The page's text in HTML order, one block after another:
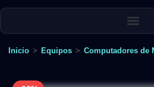
Inicio > Equipos > Computadores de